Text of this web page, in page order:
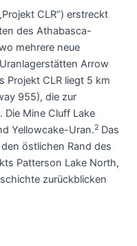
CLR“) erstreckt
des Athabasca-
mehrere neue
Arrow
Projekt CLR liegt 5 km
955), die zur
Mine Cluff Lake
Yellowcake-Uran.2 Das
östlichen Rand des
Patterson Lake North,
zurückblicken